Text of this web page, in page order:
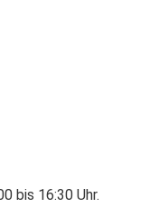
bis 16:30 Uhr.